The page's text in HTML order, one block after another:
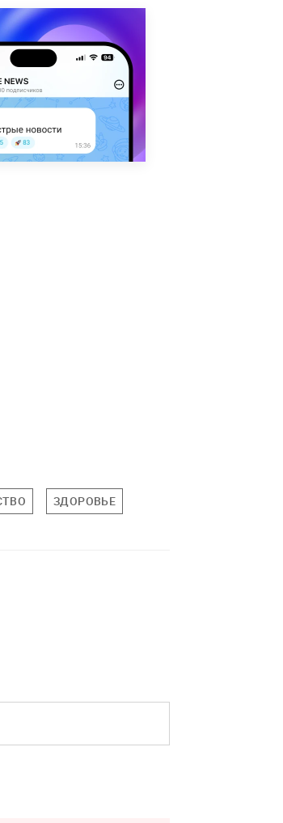
ЗДОРОВЬЕ